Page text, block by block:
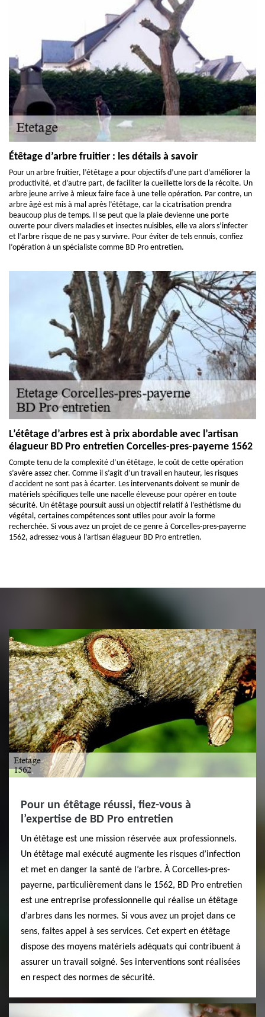
Étêtage d’arbre fruitier : les détails à savoir
Pour un arbre fruitier, l’étêtage a pour objectifs d’une part d’améliorer la
productivité, et d’autre part, de faciliter la cueillette lors de la récolte. Un
arbre jeune arrive à mieux faire face à une telle opération. Par contre, un
arbre âgé est mis à mal après l’étêtage, car la cicatrisation prendra
beaucoup plus de temps. Il se peut que la plaie devienne une porte
ouverte pour divers maladies et insectes nuisibles, elle va alors s’infecter
et l’arbre risque de ne pas y survivre. Pour éviter de tels ennuis, confiez
l’opération à un spécialiste comme BD Pro entretien.
L’étêtage d’arbres est à prix abordable avec l’artisan
élagueur BD Pro entretien Corcelles-pres-payerne 1562
Compte tenu de la complexité d’un étêtage, le coût de cette opération
s’avère assez cher. Comme il s’agit d’un travail en hauteur, les risques
d'accident ne sont pas à écarter. Les intervenants doivent se munir de
matériels spécifiques telle une nacelle éleveuse pour opérer en toute
sécurité. Un étêtage poursuit aussi un objectif relatif à l’esthétisme du
végétal, certaines compétences sont utiles pour avoir la forme
recherchée. Si vous avez un projet de ce genre à Corcelles-pres-payerne
1562, adressez-vous à l’artisan élagueur BD Pro entretien.
Pour un étêtage réussi, fiez-vous à
l’expertise de BD Pro entretien
Un étêtage est une mission réservée aux professionnels.
Un étêtage mal exécuté augmente les risques d’infection
et met en danger la santé de l’arbre. À Corcelles-pres-
payerne, particulièrement dans le 1562, BD Pro entretien
est une entreprise professionnelle qui réalise un étêtage
d’arbres dans les normes. Si vous avez un projet dans ce
sens, faites appel à ses services. Cet expert en étêtage
dispose des moyens matériels adéquats qui contribuent à
assurer un travail soigné. Ses interventions sont réalisées
en respect des normes de sécurité.